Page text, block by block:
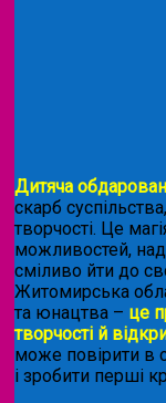
Дитяча
скарб
творчості. Це
можливостей,
сміливо йти до
Житомирська
та юнацтва – це
творчості й
може повірити в
і зробити перші